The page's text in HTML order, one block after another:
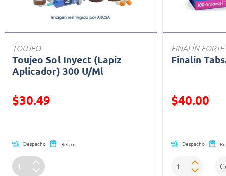
TOUJEO
Toujeo Sol Inyect (Lapiz
Aplicador) 300 U/Ml
Precio reducido de
$30.49
Despacho Retiro
FINALÍN FORTE
Finalin
Precio
$40.00
Despacho